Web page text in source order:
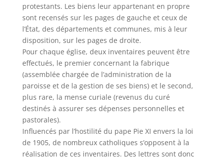
protestants. Les biens leur appartenant en propre
sont recensés sur les pages de gauche et ceux de
l’État, des départements et communes, mis à leur
disposition, sur les pages de droite.
Pour chaque église, deux inventaires peuvent être
effectués, le premier concernant la fabrique
(assemblée chargée de l’administration de la
paroisse et de la gestion de ses biens) et le second,
plus rare, la mense curiale (revenus du curé
destinés à assurer ses dépenses personnelles et
pastorales).
Influencés par l’hostilité du pape Pie XI envers la loi
de 1905, de nombreux catholiques s’opposent à la
réalisation de ces inventaires. Des lettres sont donc